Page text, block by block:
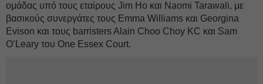
ομάδας υπό τους εταίρους Jim Ho και Naomi Tarawali, με
βασικούς συνεργάτες τους Emma Williams και Georgina
Evison και τους barristers Alain Choo Choy KC και Sam
O’Leary του One Essex Court.